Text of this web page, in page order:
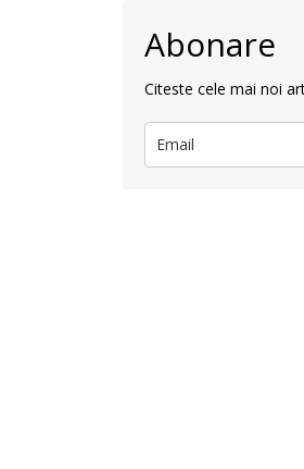
Abonare
Citeste cele mai noi